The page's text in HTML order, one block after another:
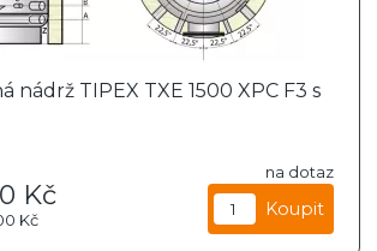
nádrž TIPEX TXE 1500 XPC F3 s
na dotaz
Kč
Kč